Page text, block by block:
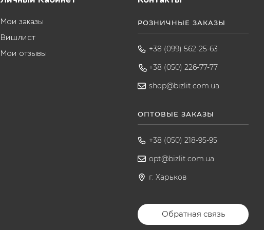
Мои заказы
Вишлист
Мои отзывы
РОЗНИЧНЫЕ ЗАКАЗЫ
+38 (099) 562-25-63
+38 (050) 226-77-77
shop@bizlit.com.ua
ОПТОВЫЕ ЗАКАЗЫ
+38 (050) 218-95-95
opt@bizlit.com.ua
г. Харьков
Обратная связь